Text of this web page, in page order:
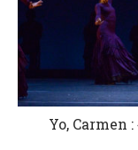
Yo, Carmen